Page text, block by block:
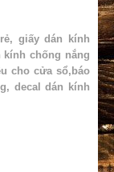
giấy dán kính
kính chống nắng
cho cửa sổ,báo
decal dán kính